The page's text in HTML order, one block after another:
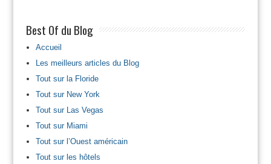
Best Of du Blog
Accueil
Les meilleurs articles du Blog
Tout sur la Floride
Tout sur New York
Tout sur Las Vegas
Tout sur Miami
Tout sur l’Ouest américain
Tout sur les hôtels